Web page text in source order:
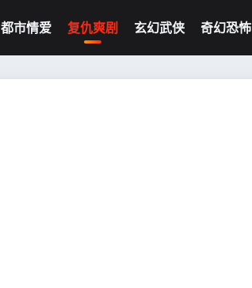
都市情爱 复仇爽剧 玄幻武侠 奇幻恐怖
我的观影记录